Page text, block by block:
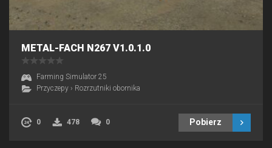
METAL-FACH N267 V1.0.1.0
Farming Simulator 25
Przyczepy › Rozrzutniki obornika
0 478 0 Pobierz